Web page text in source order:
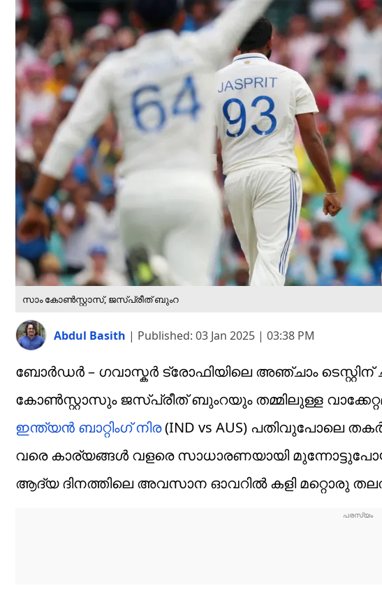
സാം കോൺസ്റ്റാസ്, ജസ്പ്രീത് ബുംറ
Abdul Basith | Published: 03 Jan 2025 | 03:38 PM
ബോർഡർ – ഗവാസ്കർ ട്രോഫിയിലെ അഞ്ചാം
കോൺസ്റ്റാസും ജസ്പ്രീത് ബുംറയും തമ്മിലുള്ള
ഇന്ത്യൻ ബാറ്റിംഗ് നിര(IND vs AUS) പതിവുപോലെ
വരെ കാര്യങ്ങൾ വളരെ സാധാരണയായി
ആദ്യ ദിനത്തിലെ അവസാന ഓവറിൽ കളി മറ്റൊരു